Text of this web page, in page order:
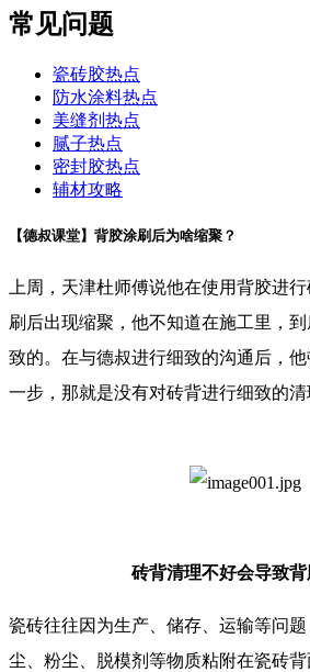
常见问题
瓷砖胶热点
防水涂料热点
美缝剂热点
腻子热点
密封胶热点
辅材攻略
【德叔课堂】背胶涂刷后为啥缩聚？
上周，天津杜师傅说他在使用背胶进
刷后出现缩聚，他不知道在施工里，
致的。在与德叔进行细致的沟通后，
一步，那就是没有对砖背进行细致的清
砖背清理不好会导致
瓷砖往往因为生产、储存、运输等问
尘、粉尘、脱模剂等物质粘附在瓷砖